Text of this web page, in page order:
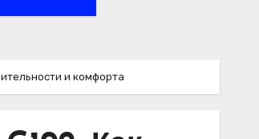
и комфорта